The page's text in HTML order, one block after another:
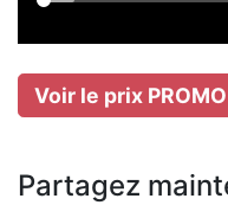
Voir le prix
Partagez